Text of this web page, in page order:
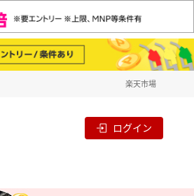
楽天市場
ログイン